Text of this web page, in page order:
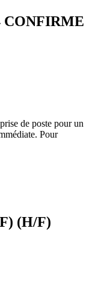
CONFIRME
de poste pour un
Pour
(H/F)